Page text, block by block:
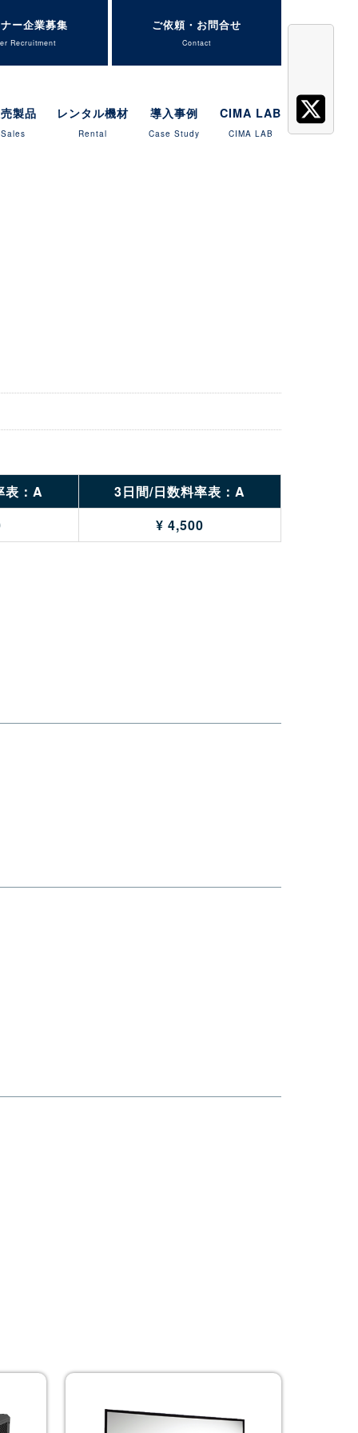
ー企業募集
Recruitment
ご依頼・お問合せ
Contact
製品
Sales
レンタル機材
Rental
導入事例
Case Study
CIMA LAB
CIMA LAB
表：A
3日間/日数料率表：A
¥ 4,500